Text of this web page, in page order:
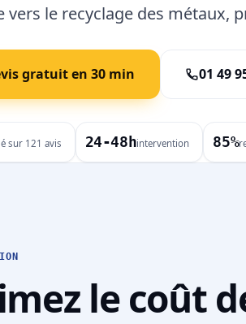
vers le recyclage des métaux,
gratuit en 30 min 01 49
sur 121 avis 24-48hintervention 85%
le coût